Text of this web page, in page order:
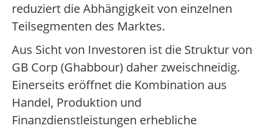
reduziert die Abhängigkeit von einzelnen
Teilsegmenten des Marktes.
Aus Sicht von Investoren ist die Struktur von
GB Corp (Ghabbour) daher zweischneidig.
Einerseits eröffnet die Kombination aus
Handel, Produktion und
Finanzdienstleistungen erhebliche